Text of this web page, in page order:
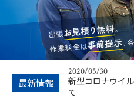
最新情報
2020/05/20
ホームページを
2020/07/20
★キャンペーン★
2020/05/30
新型コロナウイ
て